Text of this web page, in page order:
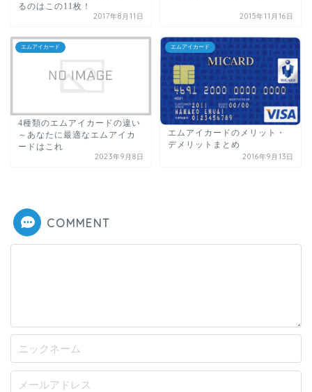
るのはこの11枚！
2017年8月11日 2015年11月16日
エムアイカード
4種類のエムアイカードの違い
～あなたに最適なエムアイカ
ードはこれ
2023年9月8日
エムアイカード
エムアイカードのメリット・
デメリットまとめ
2016年9月13日
COMMENT